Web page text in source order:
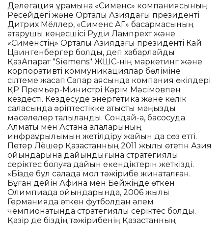
Делегация құрамына «Сименс» компаниясының
Ресейдегі және Орталық Азиядағы президенті
Дитрих Мёллер, «Сименс АГ» басқармасының
атқарушы кеңесшісі Руди Лампрехт және
«Сименстің» Орталық Азиядағы президенті Кай
Цвингенбергер болды, деп хабарлайды
ҚазАқпарат "Siemens" ЖШС-нің маркетинг және
корпоративті коммуникациялар бөліміне
сілтеме жасап.Сапар аясында компания өкілдері
ҚР Премьер-Министрі Кәрім Мәсімовпен
кездесті. Кездесуде энергетика және көлік
саласында әріптестікке қатысты маңызды
мәселелер талқыланды. Сондай-ақ, басқосуда
Алматы мен Астана қалаларының
инфрақұрылымын жетілдіру жайын да сөз етті.
Петер Лёшер Қазақстанның 2011 жылы өтетін Азия
ойындарына дайындығына стратегиялық
серіктес болуға дайын екендіктерін жеткізді.
«Бізде бұл салада мол тәжірибе жинақталған.
Бұған дейін Афина мен Бейжіңде өткен
Олимпиада ойындарында, 2006 жылы
Германияда өткен футболдан әлем
чемпионатында стратегиялық серіктес болдық.
Қазір де біздің тәжірибенің Қазақстанның